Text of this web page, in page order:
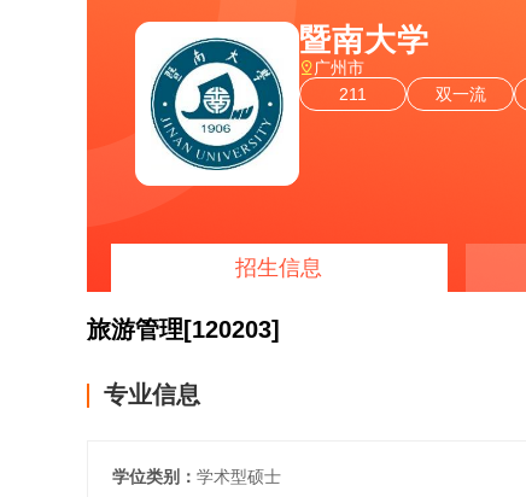
暨南大学
广州市
211
双一流
招生信息
旅游管理[120203]
专业信息
学位类别： 学术型硕士